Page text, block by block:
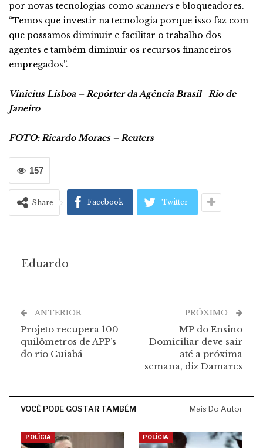
por novas tecnologias como scanners e bloqueadores.
“Temos que investir na tecnologia porque isso faz com
que possamos diminuir e facilitar o trabalho dos
agentes e também diminuir os recursos financeiros
empregados”.
Vinicius Lisboa – Repórter da Agência Brasil Rio de
Janeiro
FOTO: Ricardo Moraes – Reuters
157
Share Facebook Twitter
Eduardo
ANTERIOR
Projeto recupera 100
quilômetros de APP’s
do rio Cuiabá
PRÓXIMO
MP do Ensino
Domiciliar deve sair
até a próxima
semana, diz Damares
VOCÊ PODE GOSTAR TAMBÉM Mais Do Autor
POLÍCIA POLÍCIA